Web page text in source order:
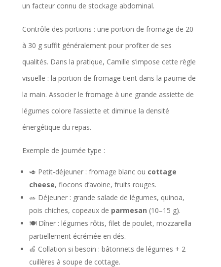
un facteur connu de stockage abdominal.
Contrôle des portions : une portion de fromage de 20
à 30 g suffit généralement pour profiter de ses
qualités. Dans la pratique, Camille s’impose cette règle
visuelle : la portion de fromage tient dans la paume de
la main. Associer le fromage à une grande assiette de
légumes colore l’assiette et diminue la densité
énergétique du repas.
Exemple de journée type :
🥑 Petit-déjeuner : fromage blanc ou cottage
cheese, flocons d’avoine, fruits rouges.
🥗 Déjeuner : grande salade de légumes, quinoa,
pois chiches, copeaux de parmesan (10–15 g).
🍽️ Dîner : légumes rôtis, filet de poulet, mozzarella
partiellement écrémée en dés.
🍏 Collation si besoin : bâtonnets de légumes + 2
cuillères à soupe de cottage.